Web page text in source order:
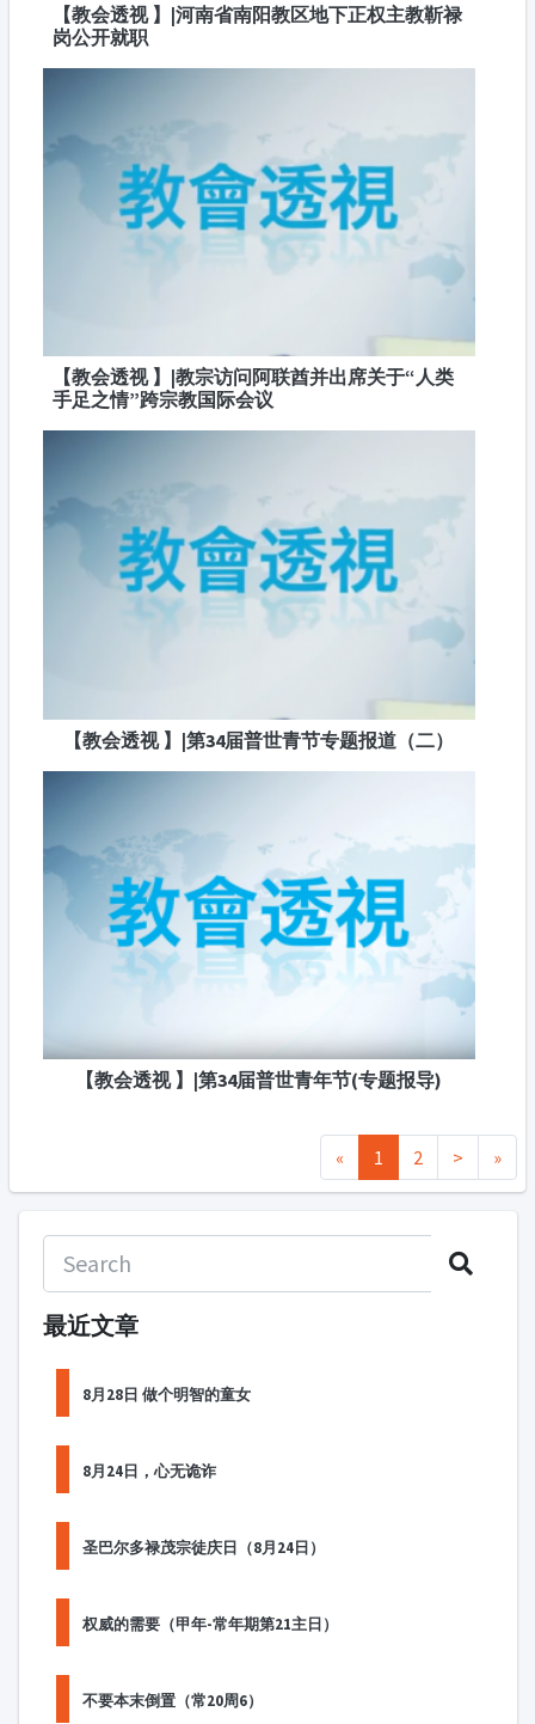
【教会透视 】|河南省南阳教区地下正权主教靳禄
岗公开就职
【教会透视 】|教宗访问阿联酋并出席关于“人类
手足之情”跨宗教国际会议
【教会透视 】|第34届普世青节专题报道（二）
【教会透视 】|第34届普世青年节(专题报导)
« 1 2 > »
最近文章
8月28日 做个明智的童女
8月24日，心无诡诈
圣巴尔多禄茂宗徒庆日（8月24日）
权威的需要（甲年-常年期第21主日）
不要本末倒置（常20周6）